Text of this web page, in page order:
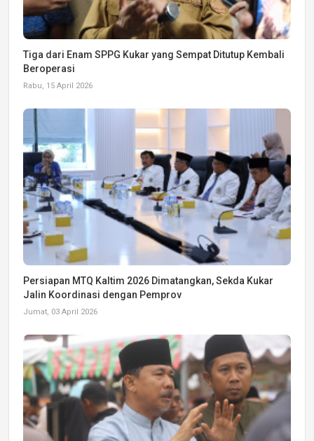
Tiga dari Enam SPPG Kukar yang Sempat Ditutup Kembali
Beroperasi
Rabu, 15 April 2026
Persiapan MTQ Kaltim 2026 Dimatangkan, Sekda Kukar
Jalin Koordinasi dengan Pemprov
Jumat, 03 April 2026